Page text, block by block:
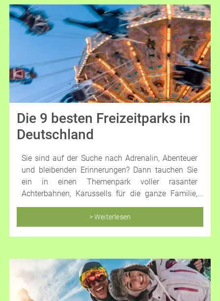
Die 9 besten Freizeitparks in
Deutschland
Sie sind auf der Suche nach Adrenalin, Abenteuer
und bleibenden Erinnerungen? Dann tauchen Sie
ein in einen Themenpark voller rasanter
Achterbahnen, Karussells für die ganze Familie,
farbenfrohen Attraktionen und vielseitigen Shows.
Als Ihre Reiseexperten kennen wie die Top 9
Freizeitparks in Deutschland, die jedem
> Weiterlesen